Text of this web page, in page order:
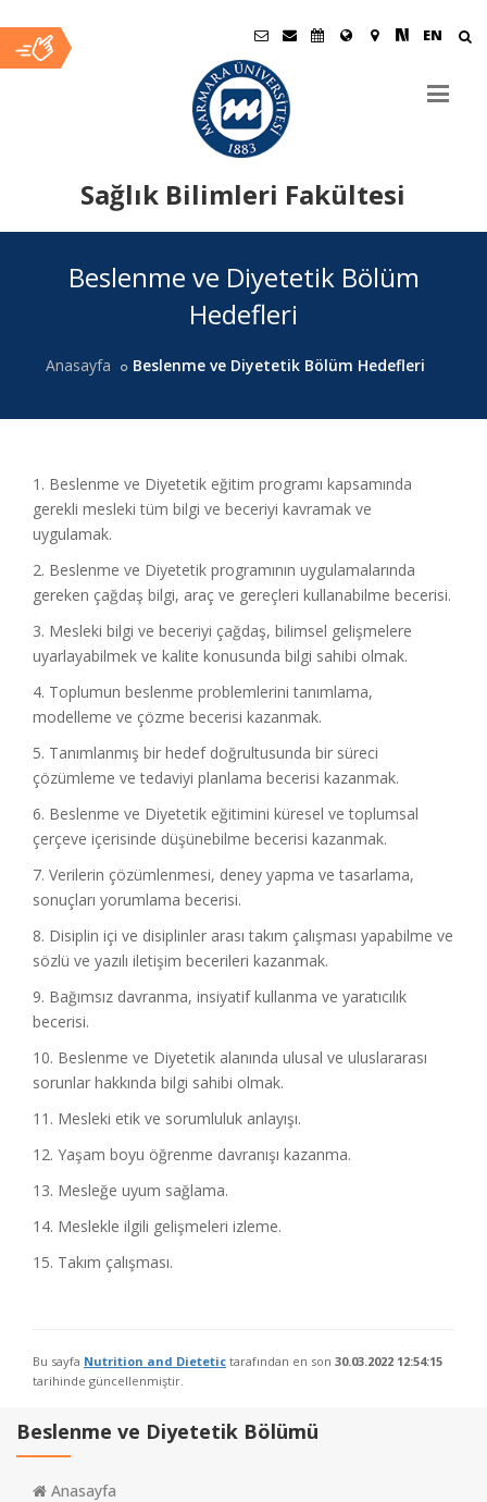
EN
Sağlık Bilimleri Fakültesi
İçerikBeslenme ve Diyetetik Bölüm
Hedefleri
Anasayfa Beslenme ve Diyetetik Bölüm Hedefleri
1. Beslenme ve Diyetetik eğitim programı kapsamında
gerekli mesleki tüm bilgi ve beceriyi kavramak ve
uygulamak.
2. Beslenme ve Diyetetik programının uygulamalarında
gereken çağdaş bilgi, araç ve gereçleri kullanabilme becerisi.
3. Mesleki bilgi ve beceriyi çağdaş, bilimsel gelişmelere
uyarlayabilmek ve kalite konusunda bilgi sahibi olmak.
4. Toplumun beslenme problemlerini tanımlama,
modelleme ve çözme becerisi kazanmak.
5. Tanımlanmış bir hedef doğrultusunda bir süreci
çözümleme ve tedaviyi planlama becerisi kazanmak.
6. Beslenme ve Diyetetik eğitimini küresel ve toplumsal
çerçeve içerisinde düşünebilme becerisi kazanmak.
7. Verilerin çözümlenmesi, deney yapma ve tasarlama,
sonuçları yorumlama becerisi.
8. Disiplin içi ve disiplinler arası takım çalışması yapabilme ve
sözlü ve yazılı iletişim becerileri kazanmak.
9. Bağımsız davranma, insiyatif kullanma ve yaratıcılık
becerisi.
10. Beslenme ve Diyetetik alanında ulusal ve uluslararası
sorunlar hakkında bilgi sahibi olmak.
11. Mesleki etik ve sorumluluk anlayışı.
12. Yaşam boyu öğrenme davranışı kazanma.
13. Mesleğe uyum sağlama.
14. Meslekle ilgili gelişmeleri izleme.
15. Takım çalışması.
Bu sayfa Nutrition and Dietetic tarafından en son 30.03.2022 12:54:15
tarihinde güncellenmiştir.
Beslenme ve Diyetetik Bölümü
Anasayfa